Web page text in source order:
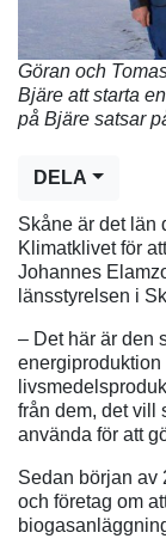
Göran och
Bjäre att starta
på Bjäre satsar
DELA
Skåne är det län
Klimatklivet för
Johannes
länsstyrelsen i
– Det här är den
energiproduktion
från dem, det vill
använda för att
Sedan början av
och företag om